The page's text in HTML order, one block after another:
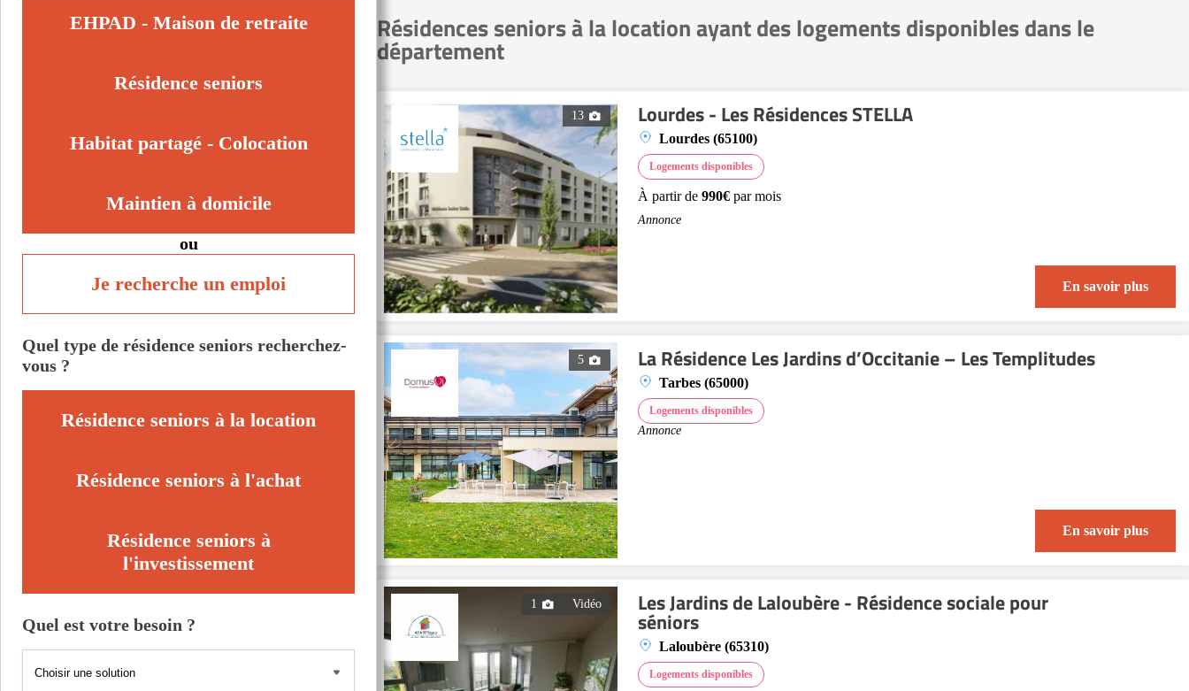
Résidences seniors à la location ayant des logements disponibles dans le
département
13 Lourdes - Les Résidences STELLA
Lourdes (65100)
Logements disponibles
À partir de990€ par mois
Annonce
En savoir plus
5 La Résidence Les Jardins d’Occitanie – Les Templitudes
Tarbes (65000)
Logements disponibles
Annonce
En savoir plus
1 Vidéo Les Jardins de Laloubère - Résidence sociale pour
séniors
Laloubère (65310)
Logements disponibles
EHPAD - Maison de retraite
Résidence seniors
Habitat partagé - Colocation
Maintien à domicile
ou
Je recherche un emploi
Quel type de résidence seniors recherchez-
vous ?
Résidence seniors à la location
Résidence seniors à l'achat
Résidence seniors à
l'investissement
Quel est votre besoin ?